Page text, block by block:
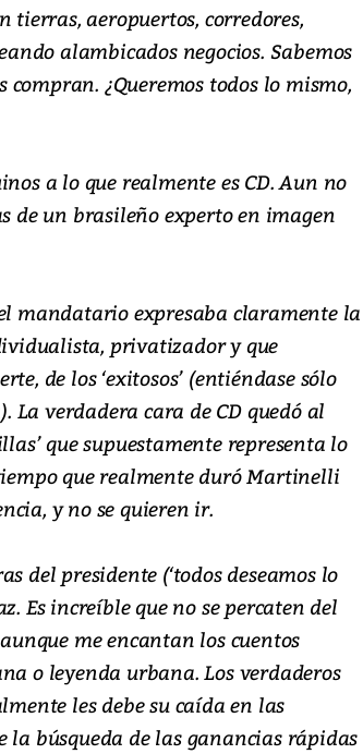
tierras, aeropuertos, corredores,
alambicados negocios. Sabemos
compran. ¿Queremos todos lo mismo,
a lo que realmente es CD. Aun no
de un brasileño experto en imagen
mandatario expresaba claramente la
privatizador y que
de los ‘exitosos’ (entiéndase sólo
La verdadera cara de CD quedó al
que supuestamente representa lo
que realmente duró Martinelli
y no se quieren ir.
del presidente (‘todos deseamos lo
Es increíble que no se percaten del
me encantan los cuentos
o leyenda urbana. Los verdaderos
les debe su caída en las
búsqueda de las ganancias rápidas